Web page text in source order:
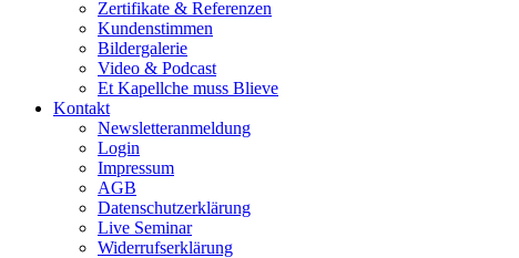
Zertifikate & Referenzen
Kundenstimmen
Bildergalerie
Video & Podcast
Et Kapellche muss Blieve
Kontakt
Newsletteranmeldung
Login
Impressum
AGB
Datenschutzerklärung
Live Seminar
Widerrufserklärung